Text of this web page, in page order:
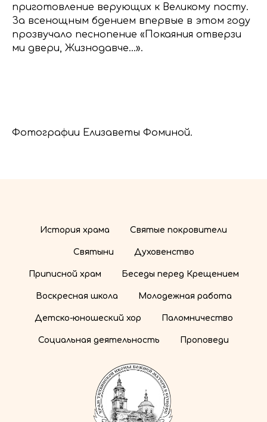
приготовление верующих к Великому посту.
За всенощным бдением впервые в этом году
прозвучало песнопение «Покаяния отверзи
ми двери, Жизнодавче...».
Фотографии Елизаветы Фоминой.
История храма Святые покровители
Святыни Духовенство
Приписной храм Беседы перед Крещением
Воскресная школа Молодежная работа
Детско-юношеский хор Паломничество
Социальная деятельность Проповеди